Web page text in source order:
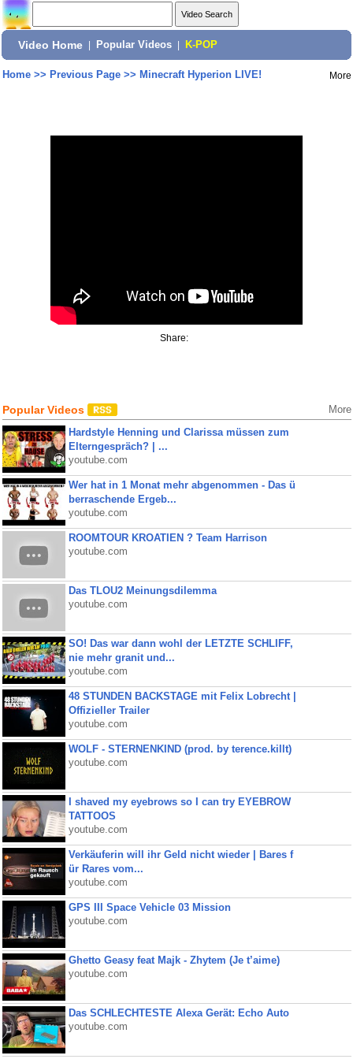
Video Home Popular Videos K-POP
Home>> Previous Page>> Minecraft Hyperion LIVE! More
Share:
Popular Videos More
Hardstyle Henning und Clarissa müssen zum
Elterngespräch? | ...
youtube.com
Wer hat in 1 Monat mehr abgenommen - Das ü
berraschende Ergeb...
youtube.com
ROOMTOUR KROATIEN ? Team Harrison
youtube.com
Das TLOU2 Meinungsdilemma
youtube.com
SO! Das war dann wohl der LETZTE SCHLIFF,
nie mehr granit und...
youtube.com
48 STUNDEN BACKSTAGE mit Felix Lobrecht |
Offizieller Trailer
youtube.com
WOLF - STERNENKIND (prod. by terence.killt)
youtube.com
I shaved my eyebrows so I can try EYEBROW
TATTOOS
youtube.com
Verkäuferin will ihr Geld nicht wieder | Bares f
ür Rares vom...
youtube.com
GPS III Space Vehicle 03 Mission
youtube.com
Ghetto Geasy feat Majk - Zhytem (Je t’aime)
youtube.com
Das SCHLECHTESTE Alexa Gerät: Echo Auto
youtube.com